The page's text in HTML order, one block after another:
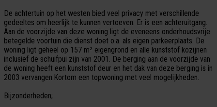
De achtertuin op het westen bied veel privacy met verschillende
gedeeltes om heerlijk te kunnen vertoeven. Er is een achteruitgang.
Aan de voorzijde van deze woning ligt de eveneens onderhoudsvrije
betegelde voortuin die dienst doet o.a. als eigen parkeerplaats. De
woning ligt geheel op 157 m² eigengrond en alle kunststof kozijnen
inclusief de schuifpui zijn van 2001. De berging aan de voorzijde van
de woning heeft een kunststof deur en het dak van deze berging is in
2003 vervangen.Kortom een topwoning met veel mogelijkheden.
Bijzonderheden;